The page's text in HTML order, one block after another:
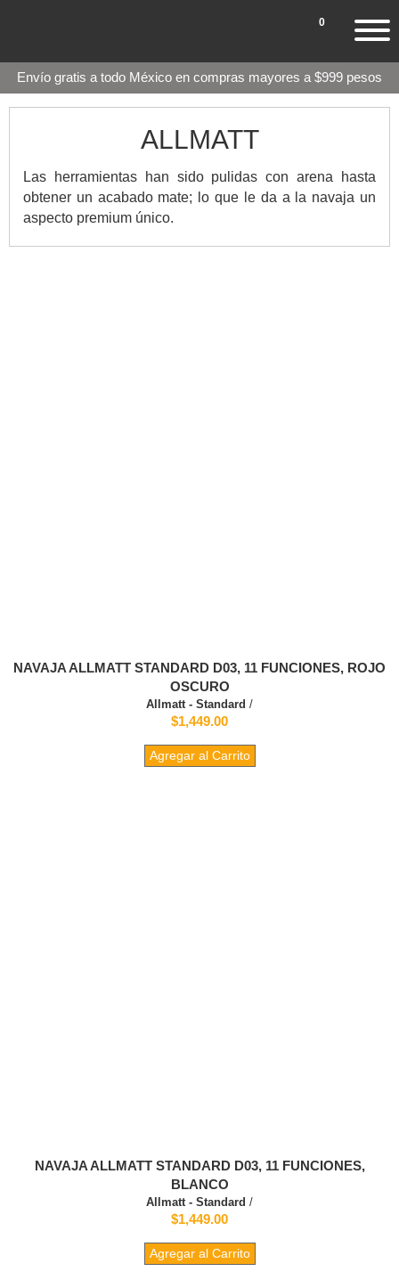
0
Envío gratis a todo México en compras mayores a $999 pesos
ALLMATT
Las herramientas han sido pulidas con arena hasta
obtener un acabado mate; lo que le da a la navaja un
aspecto premium único.
NAVAJA ALLMATT STANDARD D03, 11 FUNCIONES, ROJO
OSCURO
Allmatt - Standard /
$1,449.00
Agregar al Carrito
NAVAJA ALLMATT STANDARD D03, 11 FUNCIONES,
BLANCO
Allmatt - Standard /
$1,449.00
Agregar al Carrito